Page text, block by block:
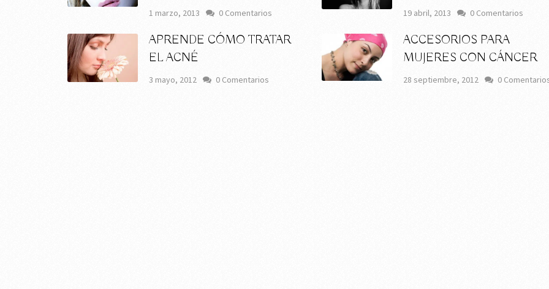
1 marzo, 2013 0 Comentarios 19 abril, 2013 0 Comentarios
APRENDE CÓMO TRATAR
EL ACNÉ
3 mayo, 2012 0 Comentarios
ACCESORIOS PARA
MUJERES CON CÁNCER
28 septiembre, 2012 0